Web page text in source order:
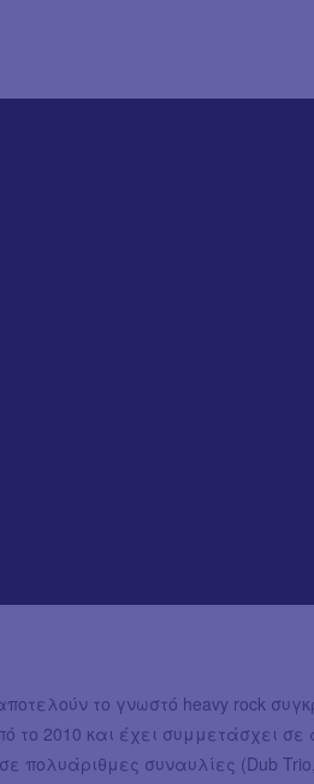
το γνωστό heavy rock
το 2010 και έχει συμμετάσχει
πολυάριθμες συναυλίες (Dub